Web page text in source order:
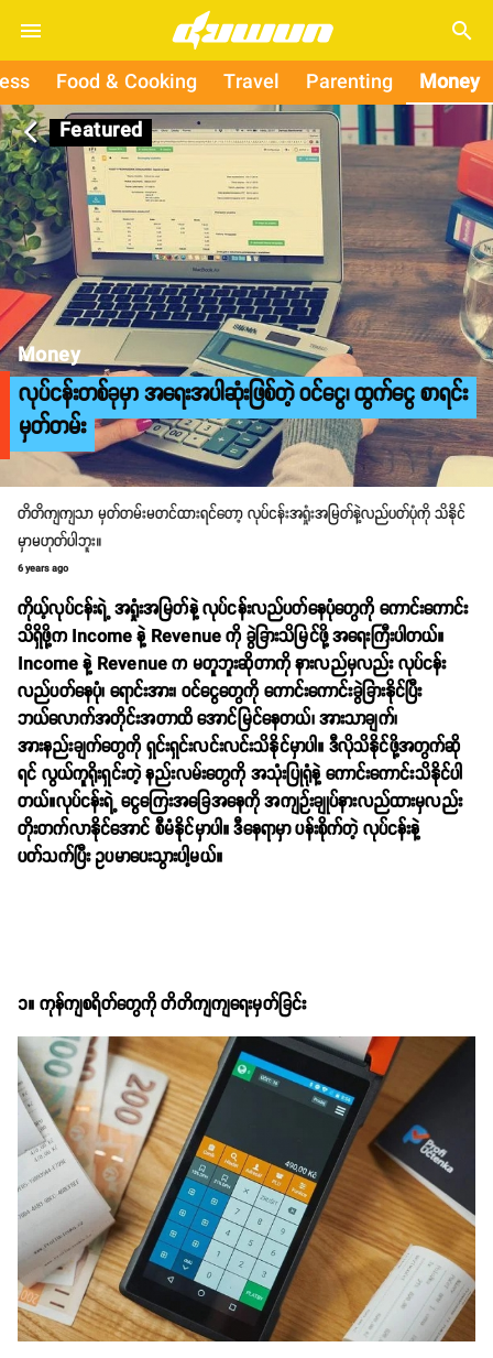
search
Food & Cooking Travel Parenting
Money
Featured
arrow_back_ios
Money
လုပ်ငန်းတစ်ခုမှာ အရေးအပါဆုံးဖြစ်တဲ့ ဝင်ငွေ၊ ထွက်ငွေ စာရင်း
မှတ်တမ်း
တိတိကျကျသာ မှတ်တမ်းမတင်ထားရင်တော့ လုပ်ငန်းအရှုံးအမြတ်နဲ့လည်ပတ်ပုံကို သိနိုင်
မှာမဟုတ်ပါဘူး။
6 years ago
ကိုယ့်လုပ်ငန်းရဲ့ အရှုံးအမြတ်နဲ့ လုပ်ငန်းလည်ပတ်နေပုံတွေကို ကောင်းကောင်း
သိရှိဖို့က Income နဲ့ Revenue ကို ခွဲခြားသိမြင်ဖို့ အရေးကြီးပါတယ်။
Income နဲ့ Revenue က မတူဘူးဆိုတာကို နားလည်မှလည်း လုပ်ငန်း
လည်ပတ်နေပုံ၊ ရောင်းအား၊ ဝင်ငွေတွေကို ကောင်းကောင်းခွဲခြားနိုင်ပြီး
ဘယ်လောက်အတိုင်းအတာထိ အောင်မြင်နေတယ်၊ အားသာချက်၊
အားနည်းချက်တွေကို ရှင်းရှင်းလင်းလင်းသိနိုင်မှာပါ။ ဒီလိုသိနိုင်ဖို့အတွက်ဆို
ရင် လွယ်ကူရိုးရှင်းတဲ့ နည်းလမ်းတွေကို အသုံးပြုရုံနဲ့ ကောင်းကောင်းသိနိုင်ပါ
တယ်။လုပ်ငန်းရဲ့ ငွေကြေးအခြေအနေကို အကျဉ်းချုပ်နားလည်ထားမှလည်း
တိုးတက်လာနိုင်အောင် စီမံနိုင်မှာပါ။ ဒီနေရာမှာ ပန်းစိုက်တဲ့ လုပ်ငန်းနဲ့
ပတ်သက်ပြီး ဥပမာပေးသွားပါ့မယ်။
၁။ ကုန်ကျစရိတ်တွေကို တိတိကျကျရေးမှတ်ခြင်း